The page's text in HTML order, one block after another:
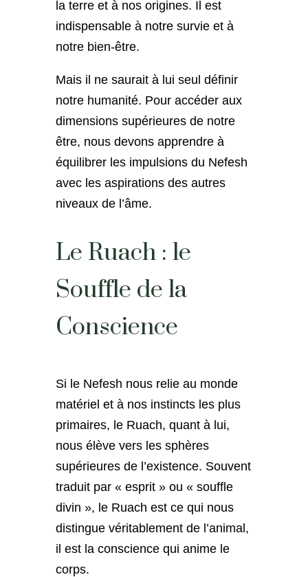
la terre et à nos origines. Il est
indispensable à notre survie et à
notre bien-être.
Mais il ne saurait à lui seul définir
notre humanité. Pour accéder aux
dimensions supérieures de notre
être, nous devons apprendre à
équilibrer les impulsions du Nefesh
avec les aspirations des autres
niveaux de l’âme.
Le Ruach : le
Souffle de la
Conscience
Si le Nefesh nous relie au monde
matériel et à nos instincts les plus
primaires, le Ruach, quant à lui,
nous élève vers les sphères
supérieures de l’existence. Souvent
traduit par « esprit » ou « souffle
divin », le Ruach est ce qui nous
distingue véritablement de l’animal,
il est la conscience qui anime le
corps.